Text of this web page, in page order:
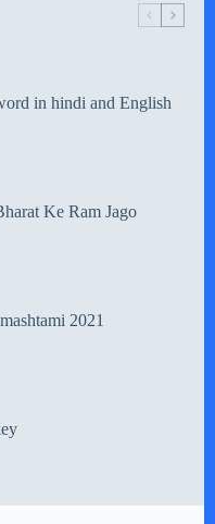
in hindi and English
Ke Ram Jago
2021